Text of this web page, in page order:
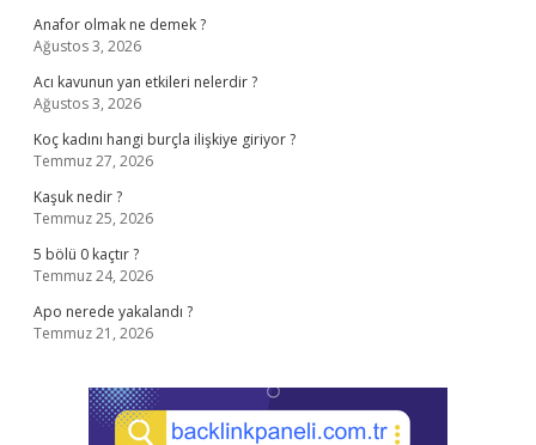
Anafor olmak ne demek ?
Ağustos 3, 2026
Acı kavunun yan etkileri nelerdir ?
Ağustos 3, 2026
Koç kadını hangi burçla ilişkiye giriyor ?
Temmuz 27, 2026
Kaşuk nedir ?
Temmuz 25, 2026
5 bölü 0 kaçtır ?
Temmuz 24, 2026
Apo nerede yakalandı ?
Temmuz 21, 2026